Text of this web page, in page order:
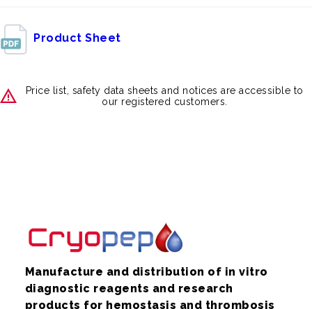
Product Sheet
Price list, safety data sheets and notices are accessible to
our registered customers.
Manufacture and distribution of in vitro
diagnostic reagents and research
products for hemostasis and thrombosis